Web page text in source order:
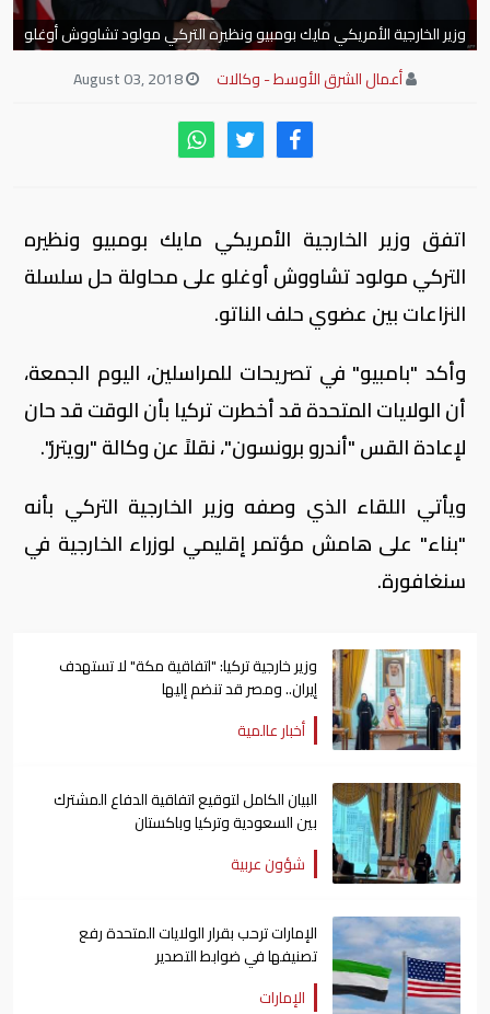
وزير الخارجية الأمريكي مايك بومبيو ونظيره التركي مولود تشاووش أوغلو
أعمال الشرق الأوسط - وكالات
اتفق وزير الخارجية الأمريكي مايك بومبيو ونظيره
التركي مولود تشاووش أوغلو على محاولة حل سلسلة
النزاعات بين عضوي حلف الناتو.
وأكد "بامبيو" في تصريحات للمراسلين، اليوم الجمعة،
أن الولايات المتحدة قد أخطرت تركيا بأن الوقت قد حان
لإعادة القس "أندرو برونسون"، نقلاً عن وكالة "رويترز".
ويأتي اللقاء الذي وصفه وزير الخارجية التركي بأنه
"بناء" على هامش مؤتمر إقليمي لوزراء الخارجية في
سنغافورة.
وزير خارجية تركيا: "اتفاقية مكة" لا تستهدف
إيران.. ومصر قد تنضم إليها
أخبار عالمية
البيان الكامل لتوقيع اتفاقية الدفاع المشترك
بين السعودية وتركيا وباكستان
شؤون عربية
الإمارات ترحب بقرار الولايات المتحدة رفع
تصنيفها في ضوابط التصدير
الإمارات